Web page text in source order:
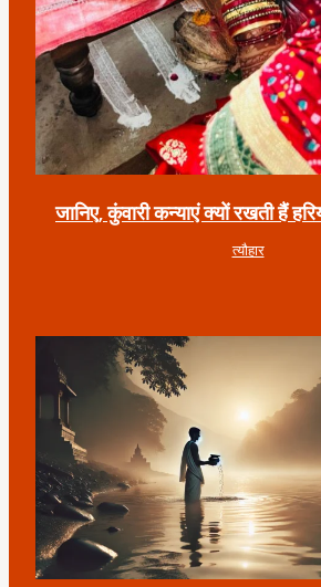
जानिए, कुंवारी कन्याएं क्यों रखती हैं
त्यौहार